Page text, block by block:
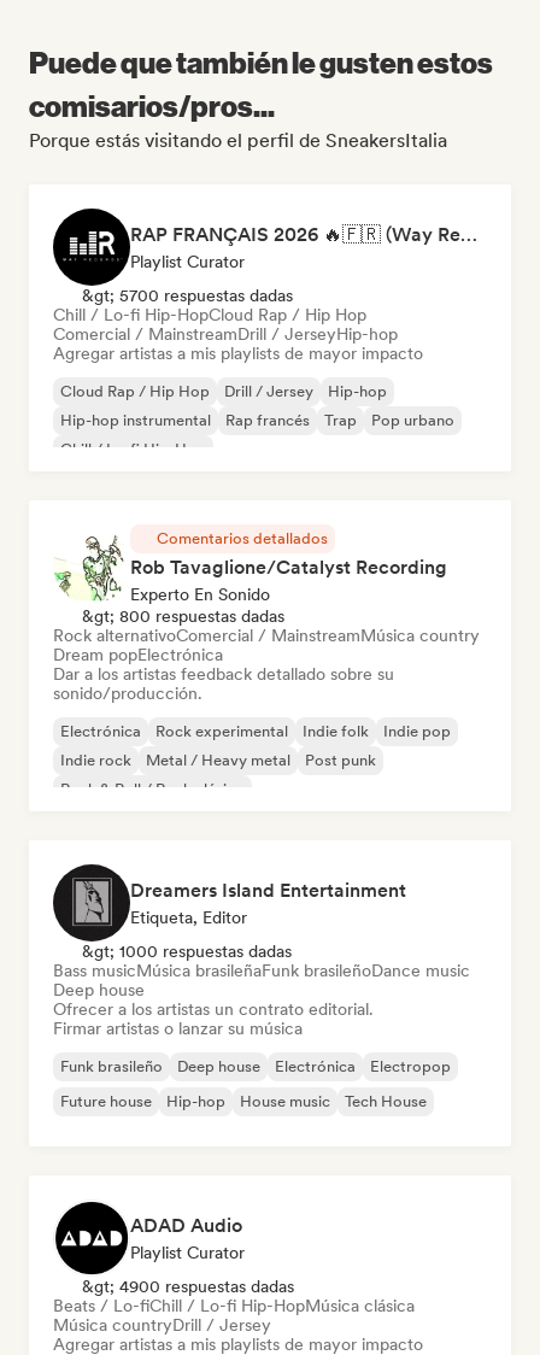
Puede que también le gusten estos
comisarios/pros...
Porque estás visitando el perfil de SneakersItalia
RAP FRANÇAIS 2026 🔥🇫🇷 (Way Records)
Playlist Curator
&gt; 5700 respuestas dadas
Chill / Lo-fi Hip-HopCloud Rap / Hip Hop
Comercial / MainstreamDrill / JerseyHip-hop
Agregar artistas a mis playlists de mayor impacto
Cloud Rap / Hip Hop Drill / Jersey
Hip-hop
Hip-hop instrumental
Rap francés Trap
Pop urbano
Chill / Lo-fi Hip-Hop
Comentarios detallados
Rob Tavaglione/Catalyst Recording
Experto En Sonido
&gt; 800 respuestas dadas
Rock alternativoComercial / MainstreamMúsica country
Dream popElectrónica
Dar a los artistas feedback detallado sobre su
sonido/producción.
Electrónica Rock experimental Indie folk
Indie pop
Indie rock
Metal / Heavy metal
Post punk
Rock & Roll / Rock clásico
Dreamers Island Entertainment
Etiqueta, Editor
&gt; 1000 respuestas dadas
Bass musicMúsica brasileñaFunk brasileñoDance music
Deep house
Ofrecer a los artistas un contrato editorial.
Firmar artistas o lanzar su música
Funk brasileño Deep house Electrónica
Electropop
Future house
Hip-hop House music Tech House
ADAD Audio
Playlist Curator
&gt; 4900 respuestas dadas
Beats / Lo-fiChill / Lo-fi Hip-HopMúsica clásica
Música countryDrill / Jersey
Agregar artistas a mis playlists de mayor impacto